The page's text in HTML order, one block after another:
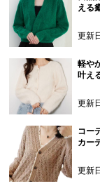
える
更新
軽や
叶え
更新
コー
カー
更新